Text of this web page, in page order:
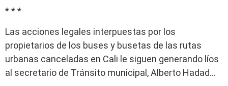
* * *
Las acciones legales interpuestas por los
propietarios de los buses y busetas de las rutas
urbanas canceladas en Cali le siguen generando líos
al secretario de Tránsito municipal, Alberto Hadad…